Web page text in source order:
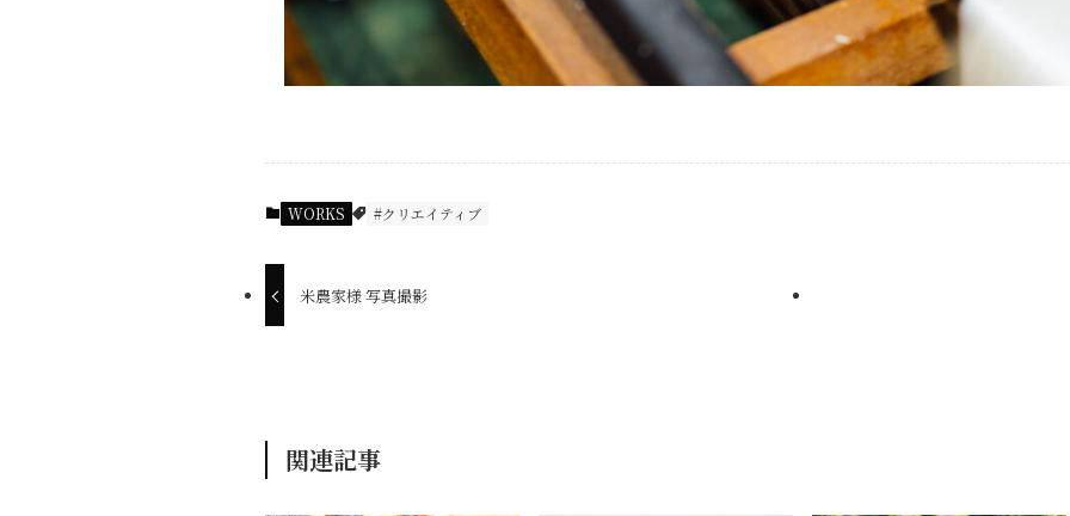
WORKS #クリエイティブ
米農家様 写真撮影
関連記事